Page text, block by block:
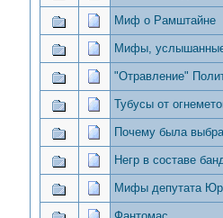
Миф о Рамштайне
Мифы,
"Отравление"
Тубусы от
Почему была
Негр в составе
Мифы депутата